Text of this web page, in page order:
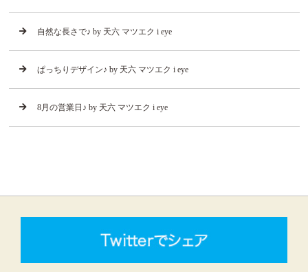
自然な長さで♪ by 天六 マツエク i eye
ぱっちりデザイン♪ by 天六 マツエク i eye
8月の営業日♪ by 天六 マツエク i eye